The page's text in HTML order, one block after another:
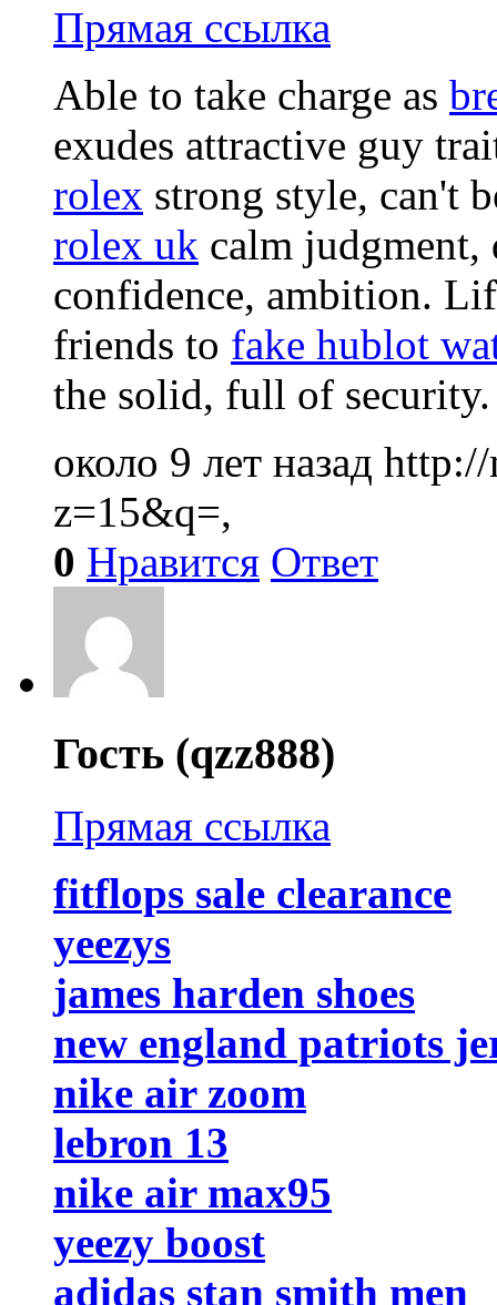
Прямая ссылка
Able to take charge as
exudes attractive guy
rolex strong style, can't
rolex uk calm
confidence, ambition.
friends to fake hublot
the solid, full of security.
около 9 лет назад http://
z=15&q=,
0 Нравится Ответ
Гость (qzz888)
Прямая ссылка
fitflops sale clearance
yeezys
james harden shoes
new england patriots
nike air zoom
lebron 13
nike air max95
yeezy boost
adidas stan smith men